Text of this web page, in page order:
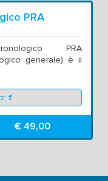
PRA
PRA
generale) è il
1
€ 49,00